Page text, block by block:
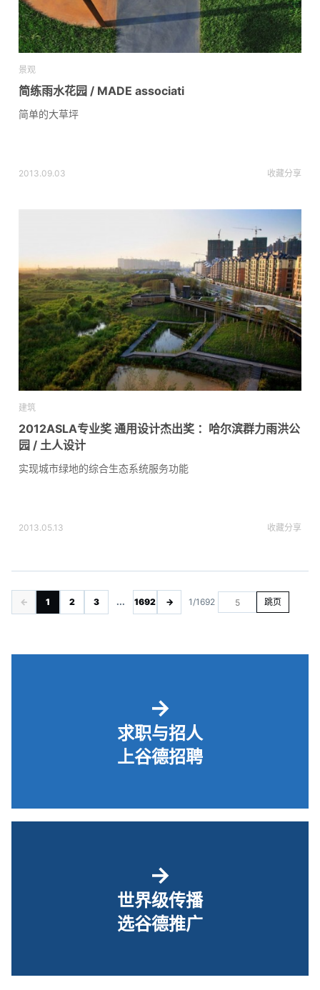
景观
简练雨水花园 / MADE associati
简单的大草坪
2013.09.03 收藏分享
建筑
2012ASLA专业奖 通用设计杰出奖 ：哈尔滨群力雨洪公
园 / 土人设计
实现城市绿地的综合生态系统服务功能
2013.05.13 收藏分享
← 1 2 3 ... 1692 → 1/1692 跳页
→
求职与招人
上谷德招聘
→
世界级传播
选谷德推广